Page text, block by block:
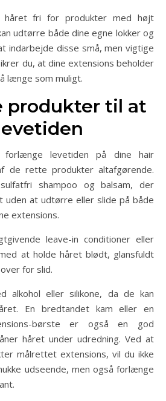
håret fri for produkter med højt
udtørre både dine egne lokker og
indarbejde disse små, men vigtige
du, at dine extensions beholder
længe som muligt.
produkter til at
levetiden på dine hair
de rette produkter altafgørende.
shampoo og balsam, der
at udtørre eller slide på både
extensions.
leave-in conditioner eller
at holde håret blødt, glansfuldt
for slid.
alkohol eller silikone, da de kan
En bredtandet kam eller en
børste er også en god
håret under udredning. Ved at
målrettet extensions, vil du ikke
udseende, men også forlænge